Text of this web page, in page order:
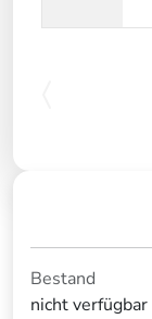
Bestand
nicht verfügbar